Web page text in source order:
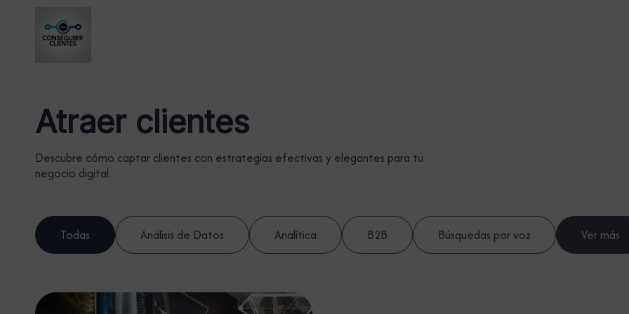
Atraer clientes
Descubre cómo captar clientes con estrategias efectivas y elegantes para tu
negocio digital.
Todas Análisis de Datos Analítica B2B Búsquedas por voz Ver más